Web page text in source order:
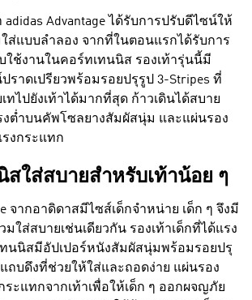
adidas Advantage ได้รับการปรับดีไซน์ให้
ส่แบบลำลอง จากที่ในตอนแรกได้รับการ
ช้งานในคอร์ทเทนนิส รองเท้ารุ่นนี้มี
ราดเปรียวพร้อมรอยปรุรูป 3-Stripes ที่
ทไปยังเท้าได้มากที่สุด ก้าวเดินได้สบาย
งต่ำบนคัพโซลยางสัมผัสนุ่ม และแผ่นรอง
งกระแทก
สใส่สบายสำหรับเท้าน้อย ๆ
จากอาดิดาสมีไซส์เด็กจำหน่าย เด็ก ๆ จึงมี
มใส่สบายเช่นเดียวกัน รองเท้าเด็กที่ได้แรง
นนิสมีอัปเปอร์หนังสัมผัสนุ่มพร้อมรอยปรุ
ถบดึงที่ช่วยให้ใส่และถอดง่าย แผ่นรอง
ระแทกจากเท้าเพื่อให้เด็ก ๆ ออกผจญภัย